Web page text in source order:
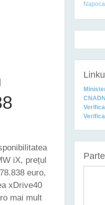
iX, prețul
euro,
xDrive40
mai mult